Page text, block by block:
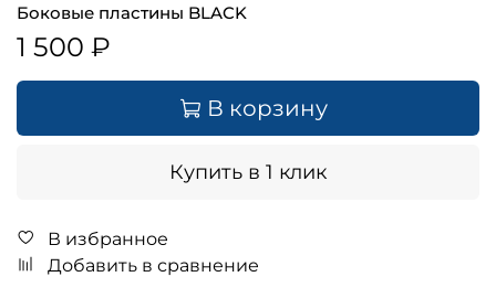
Боковые пластины BLACK
1 500 ₽
В корзину
Купить в 1 клик
В избранное
Добавить в сравнение